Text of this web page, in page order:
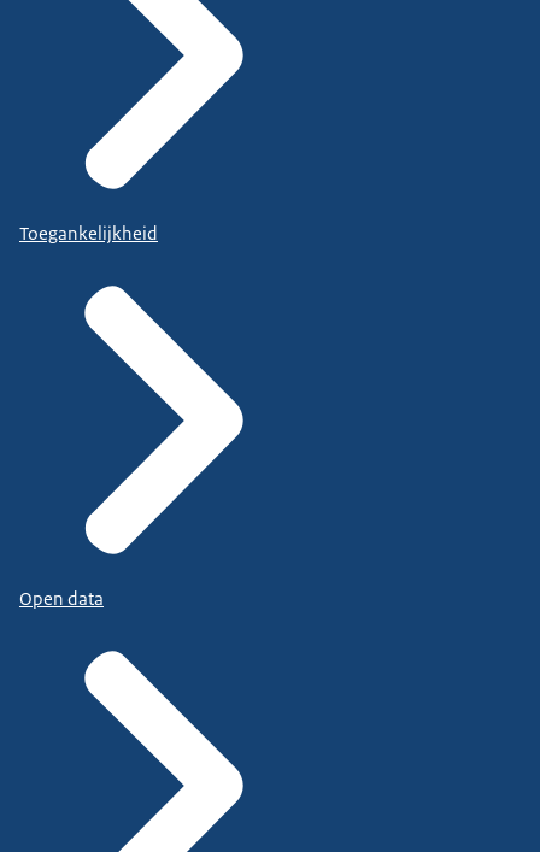
Toegankelijkheid
Open data